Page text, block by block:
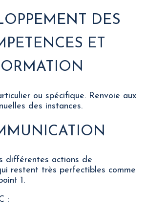
DES
ET
ou spécifique. Renvoie aux
des instances.
différentes actions de
restent très perfectibles comme
1.
: